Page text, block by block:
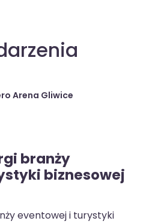
Arena Gliwice
branży
biznesowej
eventowej i turystyki